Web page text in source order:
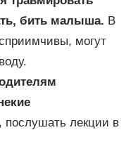
бить малыша. В
могут
, послушать лекции в